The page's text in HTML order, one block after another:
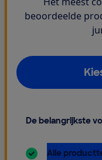
beoordeelde
De belangrijkste
inbegrepen:
Alle